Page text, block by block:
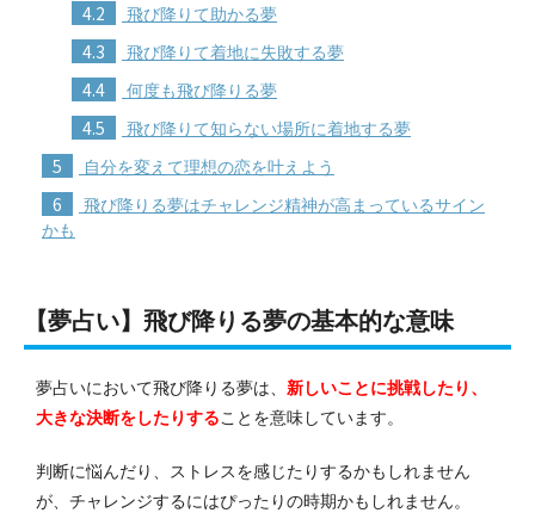
4.2 飛び降りて助かる夢
4.3 飛び降りて着地に失敗する夢
4.4 何度も飛び降りる夢
4.5 飛び降りて知らない場所に着地する夢
5 自分を変えて理想の恋を叶えよう
6
飛び降りる夢はチャレンジ精神が高まっているサイン
かも
【夢占い】飛び降りる夢の基本的な意味
夢占いにおいて飛び降りる夢は、 新しいことに挑戦したり、
大きな決断をしたりすることを意味しています。
判断に悩んだり、ストレスを感じたりするかもしれません
が、チャレンジするにはぴったりの時期かもしれません。